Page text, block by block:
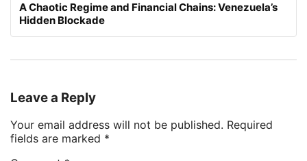
A Chaotic Regime and Financial Chains: Venezuela’s
Hidden Blockade
Leave a Reply
Your email address will not be published. Required
fields are marked *